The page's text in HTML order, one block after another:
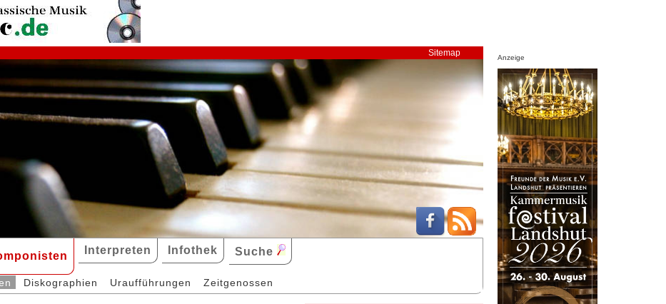
Sitemap
Interpreten Infothek Suche
Diskographien Uraufführungen Zeitgenossen
Anzeige